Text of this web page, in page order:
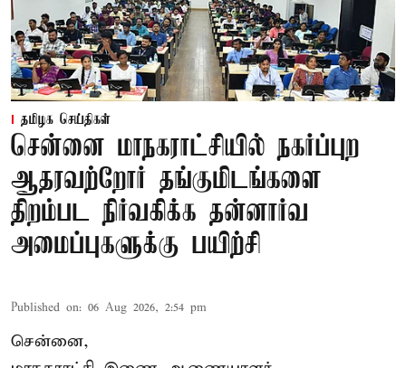
தமிழக செய்திகள்
சென்னை மாநகராட்சியில் நகர்ப்புற
ஆதரவற்றோர் தங்குமிடங்களை
திறம்பட நிர்வகிக்க தன்னார்வ
அமைப்புகளுக்கு பயிற்சி
Published on: 06 Aug 2026, 2:54 pm
சென்னை,